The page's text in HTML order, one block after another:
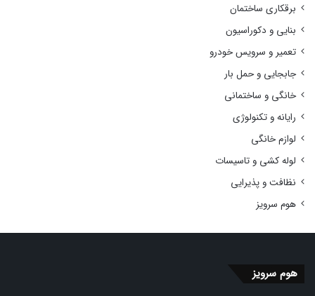
برقکاری ساختمان
بنایی و دکوراسیون
تعمیر و سرویس خودرو
جابجایی و حمل بار
خانگی و ساختمانی
رایانه و تکنولوژی
لوازم خانگی
لوله کشی و تاسیسات
نظافت و پذیرایی
هوم سرویز
هوم سرویز